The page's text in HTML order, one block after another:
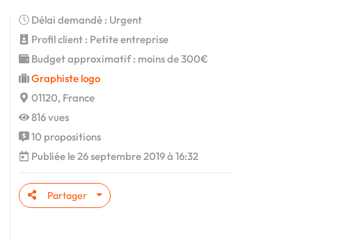
Délai demandé : Urgent
Profil client : Petite entreprise
Budget approximatif : moins de 300€
Graphiste logo
01120, France
816 vues
10 propositions
Publiée le 26 septembre 2019 à 16:32
Partager